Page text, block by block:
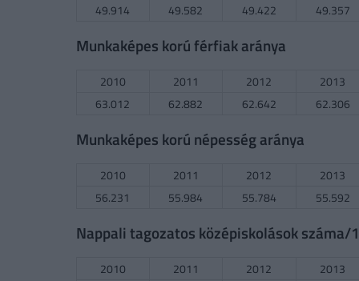
49.914
49.582 49.422 49.357
Munkaképes korú férfiak aránya
2010 2011 2012 2013
63.012
62.882 62.642 62.306
Munkaképes korú népesség aránya
2010 2011 2012 2013
56.231
55.984 55.784 55.592
Nappali tagozatos középiskolások
2010 2011 2012 2013